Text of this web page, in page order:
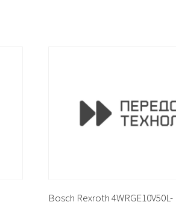
Bosch Rexroth 4WRGE10V50L-